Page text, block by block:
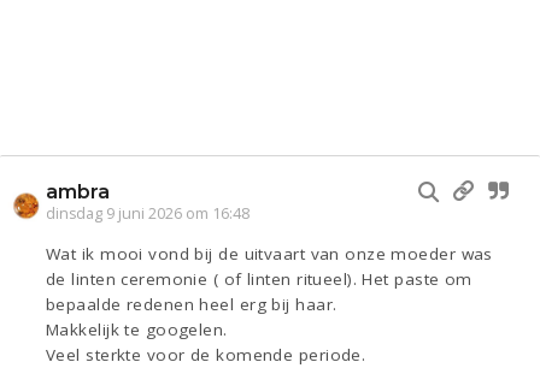
ambra
dinsdag 9 juni 2026 om 16:48
Wat ik mooi vond bij de uitvaart van onze moeder was
de linten ceremonie ( of linten ritueel). Het paste om
bepaalde redenen heel erg bij haar.
Makkelijk te googelen.
Veel sterkte voor de komende periode.